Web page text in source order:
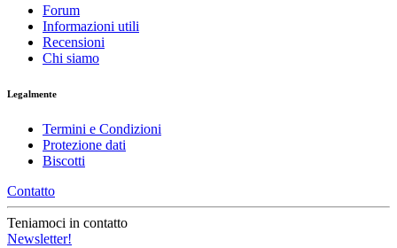
Forum
Informazioni utili
Recensioni
Chi siamo
Legalmente
Termini e Condizioni
Protezione dati
Biscotti
Contatto
Teniamoci in contatto
Newsletter!